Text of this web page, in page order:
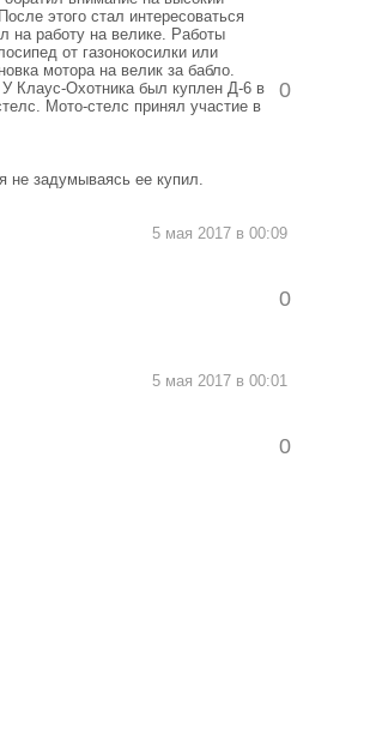
этого стал интересоваться
работу на велике. Работы
от газонокосилки или
мотора на велик за бабло.
У Клаус-Охотника был куплен Д-6 в
Мото-стелс принял участие в
не задумываясь ее купил.
0
5 мая 2017 в 00:09
0
5 мая 2017 в 00:01
0